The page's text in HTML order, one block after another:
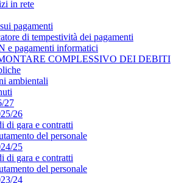
in rete
pagamenti
di tempestività dei pagamenti
e pagamenti informatici
COMPLESSIVO DEI DEBITI
ambientali
27
26
di gara e contratti
del personale
25
di gara e contratti
del personale
24